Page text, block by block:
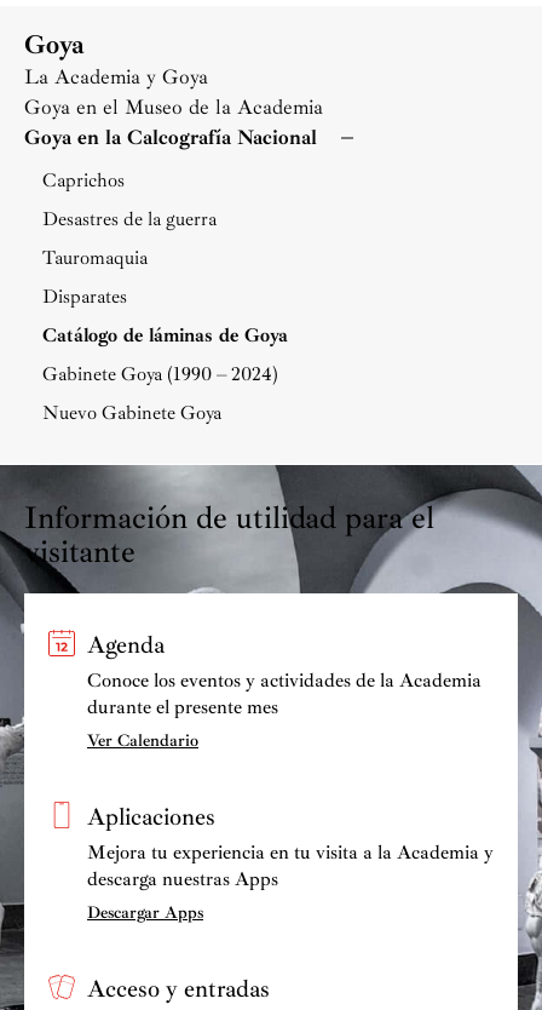
Goya
La Academia y Goya
Goya en el Museo de la Academia
Goya en la Calcografía Nacional
Caprichos
Desastres de la guerra
Tauromaquia
Disparates
Catálogo de láminas de Goya
Gabinete Goya (1990 – 2024)
Nuevo Gabinete Goya
Información de utilidad para el
visitante
Agenda
Conoce los eventos y actividades de la Academia
durante el presente mes
Ver Calendario
Aplicaciones
Mejora tu experiencia en tu visita a la Academia y
descarga nuestras Apps
Descargar Apps
Acceso y entradas